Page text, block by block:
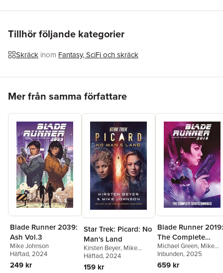
Tillhör följande kategorier
Skräck inom Fantasy, SciFi och skräck
Mer från samma författare
Blade Runner 2039:
Ash Vol.3
Mike Johnson
Häftad, 2024
249 kr
Star Trek: Picard: No
Man's Land
Kirsten Beyer, Mike
Johnson
Häftad, 2024
159 kr
Blade Runner 2019:
The Complete
Series Omnibus
Michael Green, Mike
Johnson
Inbunden, 2025
659 kr